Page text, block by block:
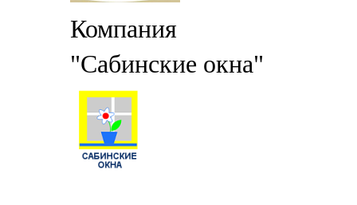
Компания
"Сабинские окна"